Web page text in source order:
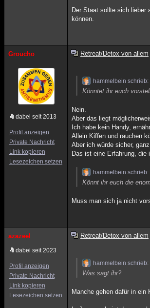
Der Staat sollte sich lieber
können.
Groucho
dabei seit 2013
Profil anzeigen
Private Nachricht
Link kopieren
Lesezeichen setzen
Retreat/Detox von allem
hammelbein schrieb:
Könntet ihr euch
Nein.
Aber das liegt
Ich habe kein Handy,
Allein Kiffen und rauchen
Aber ich würde sicher,
Das ist eine Erfahrung,
hammelbein schrieb:
Könnt ihr euch die
Muss man sich ja nicht
azazeel
dabei seit 2023
Profil anzeigen
Private Nachricht
Link kopieren
Lesezeichen setzen
Retreat/Detox von allem
hammelbein schrieb:
Was sagt ihr?
Manche gehen dafür in